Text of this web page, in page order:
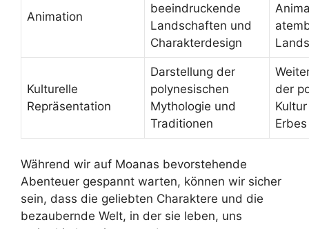
Animation
beeindruckende
Landschaften und
Charakterdesign
Kulturelle
Repräsentation
Darstellung der
polynesischen
Mythologie und
Traditionen
der
Erbes
Während wir auf Moanas bevorstehende
Abenteuer gespannt warten, können wir sicher
sein, dass die geliebten Charaktere und die
bezaubernde Welt, in der sie leben, uns